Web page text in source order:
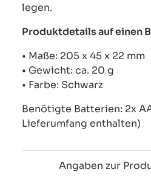
legen.
Produktdetails auf einen
• Maße: 205 x 45 x 22 mm
• Gewicht: ca. 20 g
• Farbe: Schwarz
Benötigte Batterien: 2x
Lieferumfang enthalten)
Angaben zur